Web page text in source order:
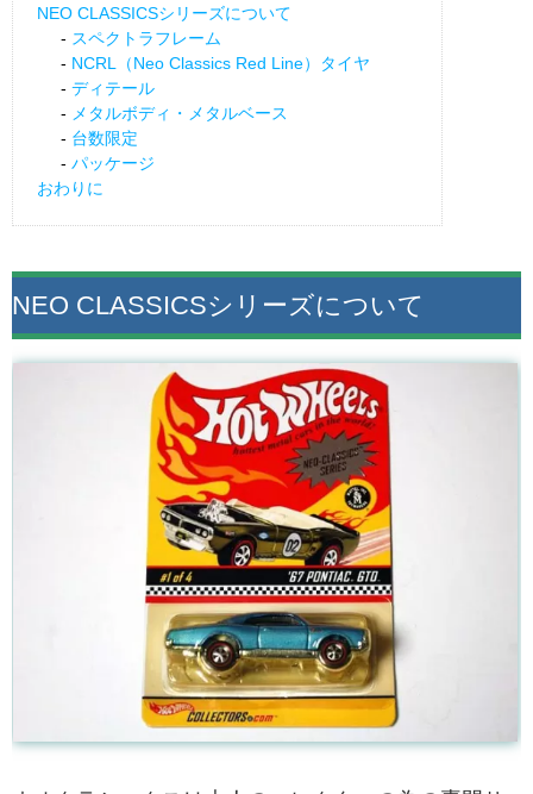
NEO CLASSICSシリーズについて
スペクトラフレーム
NCRL（Neo Classics Red Line）タイヤ
ディテール
メタルボディ・メタルベース
台数限定
パッケージ
おわりに
NEO CLASSICSシリーズについて